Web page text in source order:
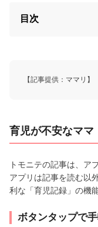
目次
【記事提供：ママリ】
育児が不安なママ
トモニテの記事は、ア
アプリは記事を読む以
利な「育児記録」の機
ボタンタップで